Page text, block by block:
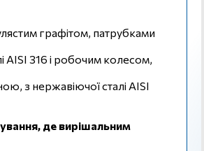
графітом, патрубками
AISI 316 і робочим колесом,
з нержавіючої сталі AISI
де вирішальним